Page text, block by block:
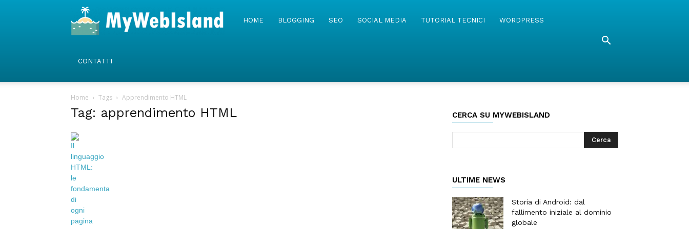
MyWebIsland
HOME BLOGGING SEO SOCIAL MEDIA TUTORIAL TECNICI WORDPRESS
CONTATTI
Home Tags Apprendimento HTML
Tag: apprendimento HTML CERCA SU MYWEBISLAND
ULTIME NEWS
Storia di Android: dal
fallimento iniziale al dominio
globale